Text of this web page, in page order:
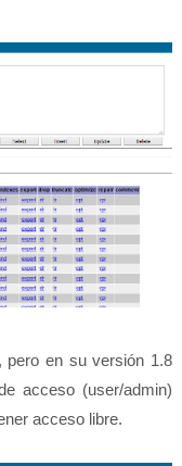
pero en su versión 1.8
acceso (user/admin)
acceso libre.